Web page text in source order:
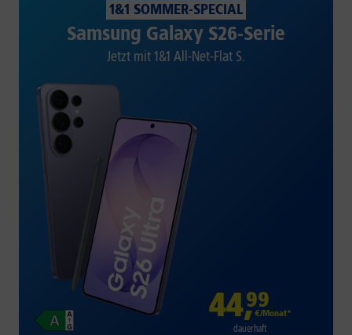
1&1 SOMMER-SPECIAL
Samsung Galaxy S26-Serie
Jetzt mit 1&1 All-Net-Flat S.
44,99
€/Monat*
dauerhaft